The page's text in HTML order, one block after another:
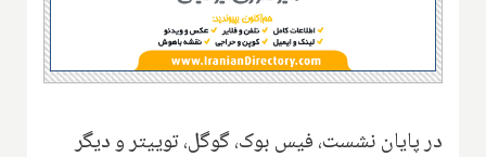
در پایان نشست، فیس بوک، گوگل، توییتر و دیگر